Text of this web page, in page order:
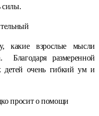
силы.
какие взрослые мысли
Благодаря размеренной
детей очень гибкий ум и
просит о помощи